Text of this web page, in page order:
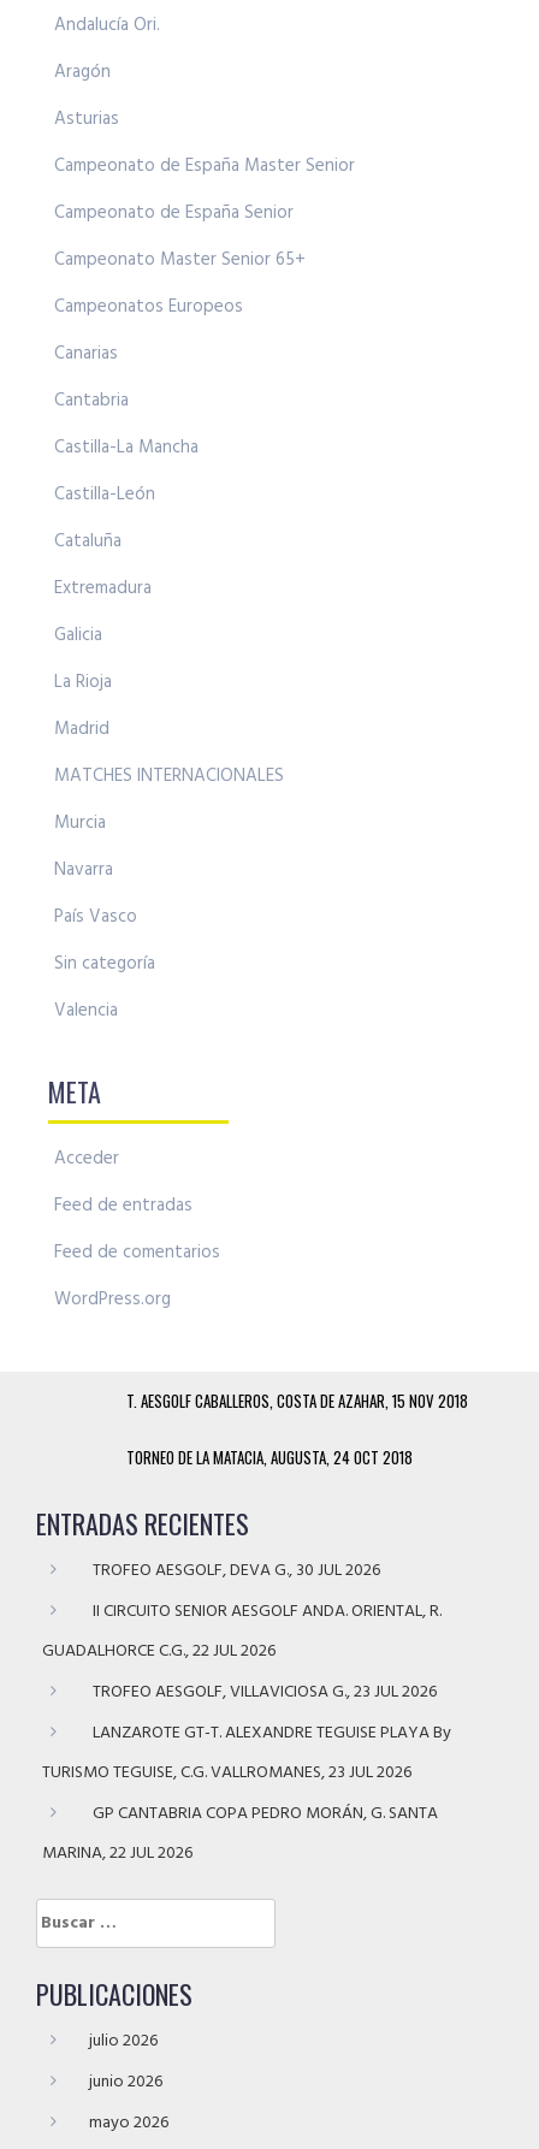
Andalucía Ori.
Aragón
Asturias
Campeonato de España Master Senior
Campeonato de España Senior
Campeonato Master Senior 65+
Campeonatos Europeos
Canarias
Cantabria
Castilla-La Mancha
Castilla-León
Cataluña
Extremadura
Galicia
La Rioja
Madrid
MATCHES INTERNACIONALES
Murcia
Navarra
País Vasco
Sin categoría
Valencia
META
Acceder
Feed de entradas
Feed de comentarios
WordPress.org
T. AESGOLF CABALLEROS, COSTA DE AZAHAR, 15 NOV 2018
TORNEO DE LA MATACIA, AUGUSTA, 24 OCT 2018
ENTRADAS RECIENTES
TROFEO AESGOLF, DEVA G., 30 JUL 2026
II CIRCUITO SENIOR AESGOLF ANDA. ORIENTAL, R.
GUADALHORCE C.G., 22 JUL 2026
TROFEO AESGOLF, VILLAVICIOSA G., 23 JUL 2026
LANZAROTE GT-T. ALEXANDRE TEGUISE PLAYA By
TURISMO TEGUISE, C.G. VALLROMANES, 23 JUL 2026
GP CANTABRIA COPA PEDRO MORÁN, G. SANTA
MARINA, 22 JUL 2026
Buscar:
PUBLICACIONES
julio 2026
junio 2026
mayo 2026